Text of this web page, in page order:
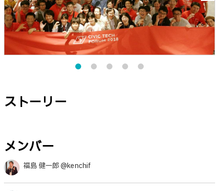
ストーリー
メンバー
福島 健一郎 @kenchif